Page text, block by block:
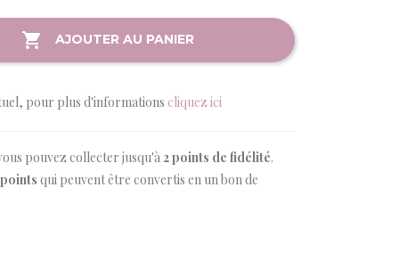
AJOUTER AU PANIER
pour plus d'informations cliquez ici
pouvez collecter jusqu'à2points de fidélité.
points qui peuvent être convertis en un bon de